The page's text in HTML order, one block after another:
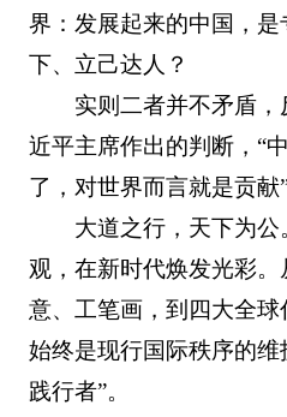
界：发展起来的中国，
下、立己达人？
实则二者并不矛盾
近平主席作出的判断，“
了，对世界而言就是贡献”
大道之行，天下为
观，在新时代焕发光彩。
意、工笔画，到四大全球
始终是现行国际秩序的
践行者”。